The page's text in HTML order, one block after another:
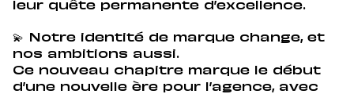
leur quête permanente d’excellence.
💫 Notre identité de marque change, et
nos ambitions aussi.
Ce nouveau chapitre marque le début
d’une nouvelle ère pour l’agence, avec